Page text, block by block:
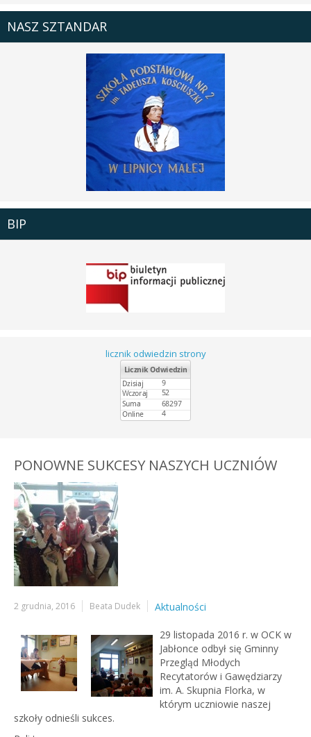
NASZ SZTANDAR
BIP
licznik odwiedzin strony
PONOWNE SUKCESY NASZYCH UCZNIÓW
2 grudnia, 2016 Beata Dudek Aktualności
29 listopada 2016 r. w OCK w
Jabłonce odbył się Gminny
Przegląd Młodych
Recytatorów i Gawędziarzy
im. A. Skupnia Florka, w
którym uczniowie naszej
szkoły odnieśli sukces.